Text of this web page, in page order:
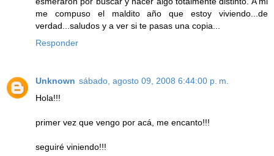
me compuso el maldito año que estoy viviendo...de
verdad...saludos y a ver si te pasas una copia...
Responder
Unknown sábado, agosto 09, 2008 6:44:00 p. m.
Hola!!!
primer vez que vengo por acá, me encanto!!!
seguiré viniendo!!!